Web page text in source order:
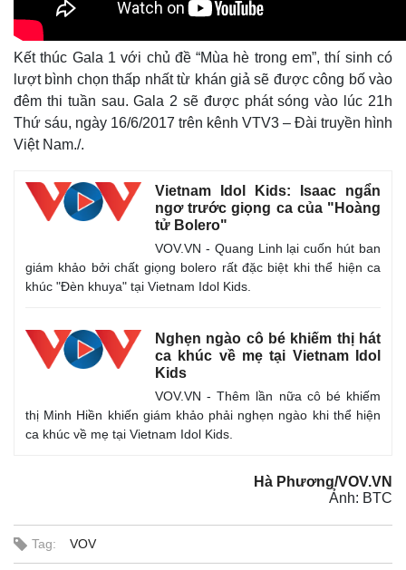
Kết thúc Gala 1 với chủ đề “Mùa hè trong em”, thí sinh có
lượt bình chọn thấp nhất từ khán giả sẽ được công bố vào
đêm thi tuần sau. Gala 2 sẽ được phát sóng vào lúc 21h
Thứ sáu, ngày 16/6/2017 trên kênh VTV3 – Đài truyền hình
Việt Nam./.
Vietnam Idol Kids: Isaac ngẩn
ngơ trước giọng ca của "Hoàng
tử Bolero"
VOV.VN - Quang Linh lại cuốn hút ban
giám khảo bởi chất giọng bolero rất đặc biệt khi thể hiện ca
khúc "Đèn khuya" tại Vietnam Idol Kids.
Nghẹn ngào cô bé khiếm thị hát
ca khúc về mẹ tại Vietnam Idol
Kids
VOV.VN - Thêm lần nữa cô bé khiếm
thị Minh Hiền khiến giám khảo phải nghẹn ngào khi thể hiện
ca khúc về mẹ tại Vietnam Idol Kids.
Hà Phương/VOV.VN
Ảnh: BTC
Tag: VOV